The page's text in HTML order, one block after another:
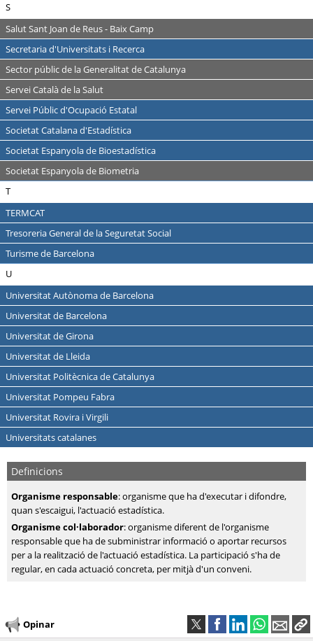
S
Salut Sant Joan de Reus - Baix Camp
Secretaria d'Universitats i Recerca
Sector públic de la Generalitat de Catalunya
Servei Català de la Salut
Servei Públic d'Ocupació Estatal
Societat Catalana d'Estadística
Societat Espanyola de Bioestadística
Societat Espanyola de Biometria
T
TERMCAT
Tresoreria General de la Seguretat Social
Turisme de Barcelona
U
Universitat Autònoma de Barcelona
Universitat de Barcelona
Universitat de Girona
Universitat de Lleida
Universitat Politècnica de Catalunya
Universitat Pompeu Fabra
Universitat Rovira i Virgili
Universitats catalanes
Definicions
Organisme responsable: organisme que ha d'executar i difondre,
quan s'escaigui, l'actuació estadística.
Organisme col·laborador: organisme diferent de l'organisme
responsable que ha de subministrar informació o aportar recursos
per a la realització de l'actuació estadística. La participació s'ha de
regular, en cada actuació concreta, per mitjà d'un conveni.
Opinar